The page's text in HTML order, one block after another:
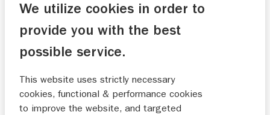
Achter as slider GSX-S
€ 169,-
Achterkap cover
carbon GSX-S 1000(F)
We utilize cookies in order to
provide you with the best
possible service.
This website uses strictly necessary
cookies, functional & performance cookies
to improve the website, and targeted